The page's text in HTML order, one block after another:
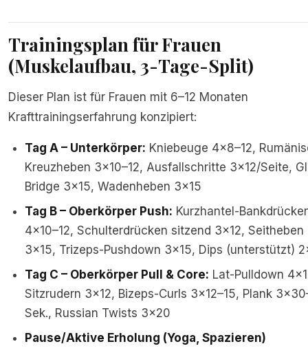
Trainingsplan für Frauen
(Muskelaufbau, 3-Tage-Split)
Dieser Plan ist für Frauen mit 6–12 Monaten
Krafttrainingserfahrung konzipiert:
Tag A – Unterkörper: Kniebeuge 4×8–12,
Kreuzheben 3×10–12, Ausfallschritte 3×12/Seite,
Bridge 3×15, Wadenheben 3×15
Tag B – Oberkörper Push: Kurzhantel-
4×10–12, Schulterdrücken sitzend 3×12, Seitheben
3×15, Trizeps-Pushdown 3×15, Dips (unterstützt)
Tag C – Oberkörper Pull & Core: Lat-Pulldown
Sitzrudern 3×12, Bizeps-Curls 3×12–15, Plank
Sek., Russian Twists 3×20
Pause/Aktive Erholung (Yoga, Spazieren)